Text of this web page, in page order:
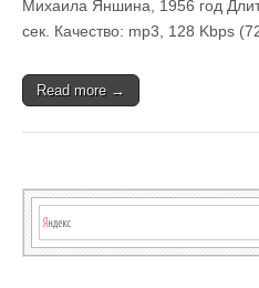
Михаила Яншина, 1956 год
сек. Качество: mp3, 128 Kbps
Read more →